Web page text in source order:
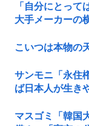
「自分にとっ
大手メーカーの
こいつは本物の
サンモニ「永住
ば日本人が生き
マスゴミ「韓国